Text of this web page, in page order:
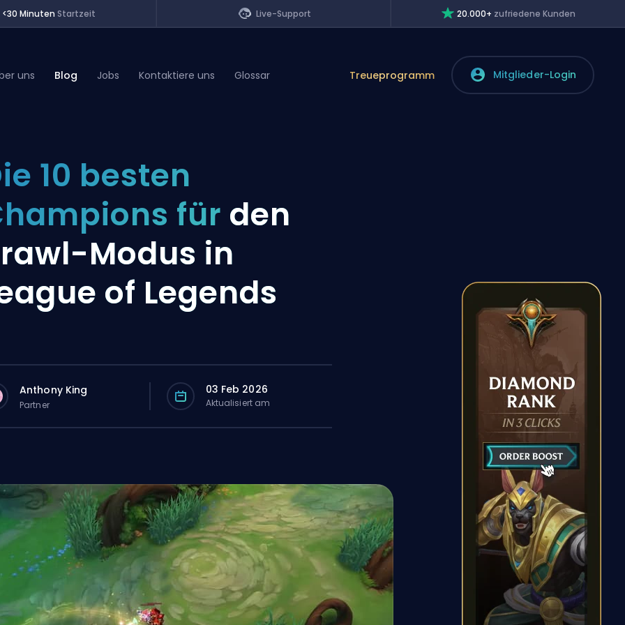
<30 Minuten Startzeit Live-Support 20.000+ zufriedene Kunden
uns Blog Jobs Kontaktiere uns Glossar Treueprogramm Mitglieder-Login
10 besten
für den
Modus in
of Legends
Anthony King
Partner
03 Feb 2026
Aktualisiert am